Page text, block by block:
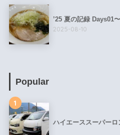
’25 夏の記録 Days01
2025-08-10
Popular
1
ハイエーススーパー